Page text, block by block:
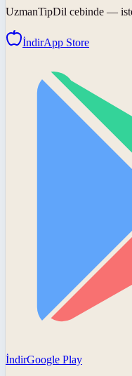
UzmanTipDil cebinde —
İndirApp Store
İndirGoogle Play